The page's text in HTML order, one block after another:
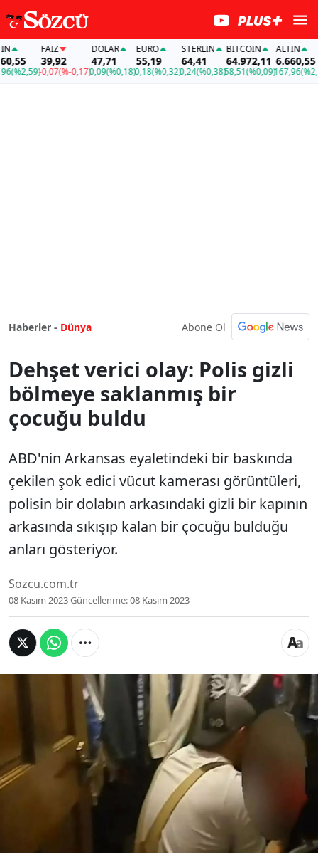
FAİZ
39,92
-0,07(%-0,17)
DOLAR
47,71
0,09(%0,18)
EURO
55,19
0,18(%0,32)
STERLIN
64,41
0,24(%0,38)
BITCOIN
64.972,11
58,51(%0,09)
ALTIN
6.660,55
167,96(%2,59)
Haberler - Dünya Abone Ol
Dehşet verici olay: Polis gizli
bölmeye saklanmış bir
çocuğu buldu
ABD'nin Arkansas eyaletindeki bir baskında
çekilen şok edici vücut kamerası görüntüleri,
polisin bir dolabın arkasındaki gizli bir kapının
arkasında sıkışıp kalan bir çocuğu bulduğu
anları gösteriyor.
Sozcu.com.tr
08 Kasım 2023Güncellenme:08 Kasım 2023
ABD'nin Arkansas eyaletindeki bir baskında
çekilen şok edici vücut kamerası görüntüleri,
polisin bir dolabın arkasındaki gizli bir
kapının arkasında sıkışıp kalan bir çocuğu
bulduğu anları gösteriyor.